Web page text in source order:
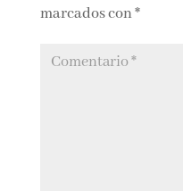
publicada.Los